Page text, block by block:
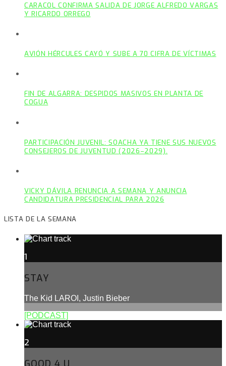
CARACOL CONFIRMA SALIDA DE JORGE ALFREDO VARGAS
Y RICARDO ORREGO
AVIÓN HÉRCULES CAYÓ Y SUBE A 70 CIFRA DE VÍCTIMAS
FIN DE ALGARRA: DESPIDOS MASIVOS EN PLANTA DE
COGUA
PARTICIPACIÓN JUVENIL: SOACHA YA TIENE SUS NUEVOS
CONSEJEROS DE JUVENTUD (2026–2029).
VICKY DÁVILA RENUNCIA A SEMANA Y ANUNCIA
CANDIDATURA PRESIDENCIAL PARA 2026
LISTA DE LA SEMANA
1
STAY
The Kid LAROI, Justin Bieber
[PODCAST]
2